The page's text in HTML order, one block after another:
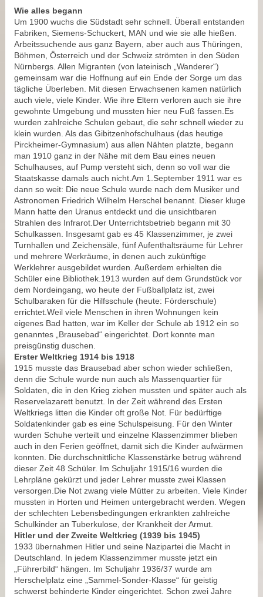
Wie alles begann
Um 1900 wuchs die Südstadt sehr schnell. Überall entstanden
Fabriken, Siemens-Schuckert, MAN und wie sie alle hießen.
Arbeitssuchende aus ganz Bayern, aber auch aus Thüringen,
Böhmen, Österreich und der Schweiz strömten in den Süden
Nürnbergs. Allen Migranten (von lateinisch „Wanderer“)
gemeinsam war die Hoffnung auf ein Ende der Sorge um das
tägliche Überleben. Mit diesen Erwachsenen kamen natürlich
auch viele, viele Kinder. Wie ihre Eltern verloren auch sie ihre
gewohnte Umgebung und mussten hier neu Fuß fassen.Es
wurden zahlreiche Schulen gebaut, die sehr schnell wieder zu
klein wurden. Als das Gibitzenhofschulhaus (das heutige
Pirckheimer-Gymnasium) aus allen Nähten platzte, begann
man 1910 ganz in der Nähe mit dem Bau eines neuen
Schulhauses, auf Pump versteht sich, denn so voll war die
Staatskasse damals auch nicht.Am 1.September 1911 war es
dann so weit: Die neue Schule wurde nach dem Musiker und
Astronomen Friedrich Wilhelm Herschel benannt. Dieser kluge
Mann hatte den Uranus entdeckt und die unsichtbaren
Strahlen des Infrarot.Der Unterrichtsbetrieb begann mit 30
Schulkassen. Insgesamt gab es 45 Klassenzimmer, je zwei
Turnhallen und Zeichensäle, fünf Aufenthaltsräume für Lehrer
und mehrere Werkräume, in denen auch zukünftige
Werklehrer ausgebildet wurden. Außerdem erhielten die
Schüler eine Bibliothek.1913 wurden auf dem Grundstück vor
dem Nordeingang, wo heute der Fußballplatz ist, zwei
Schulbaraken für die Hilfsschule (heute: Förderschule)
errichtet.Weil viele Menschen in ihren Wohnungen kein
eigenes Bad hatten, war im Keller der Schule ab 1912 ein so
genanntes „Brausebad“ eingerichtet. Dort konnte man
preisgünstig duschen.
Erster Weltkrieg 1914 bis 1918
1915 musste das Brausebad aber schon wieder schließen,
denn die Schule wurde nun auch als Massenquartier für
Soldaten, die in den Krieg ziehen mussten und später auch als
Reservelazarett benutzt. In der Zeit während des Ersten
Weltkriegs litten die Kinder oft große Not. Für bedürftige
Soldatenkinder gab es eine Schulspeisung. Für den Winter
wurden Schuhe verteilt und einzelne Klassenzimmer blieben
auch in den Ferien geöffnet, damit sich die Kinder aufwärmen
konnten. Die durchschnittliche Klassenstärke betrug während
dieser Zeit 48 Schüler. Im Schuljahr 1915/16 wurden die
Lehrpläne gekürzt und jeder Lehrer musste zwei Klassen
versorgen.Die Not zwang viele Mütter zu arbeiten. Viele Kinder
mussten in Horten und Heimen untergebracht werden. Wegen
der schlechten Lebensbedingungen erkrankten zahlreiche
Schulkinder an Tuberkulose, der Krankheit der Armut.
Hitler und der Zweite Weltkrieg (1939 bis 1945)
1933 übernahmen Hitler und seine Nazipartei die Macht in
Deutschland. In jedem Klassenzimmer musste jetzt ein
„Führerbild“ hängen. Im Schuljahr 1936/37 wurde am
Herschelplatz eine „Sammel-Sonder-Klasse“ für geistig
schwerst behinderte Kinder eingerichtet. Schon zwei Jahre